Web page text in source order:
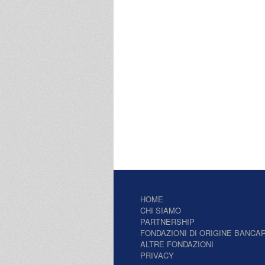
HOME
CHI SIAMO
PARTNERSHIP
FONDAZIONI DI ORIGINE
ALTRE FONDAZIONI
PRIVACY